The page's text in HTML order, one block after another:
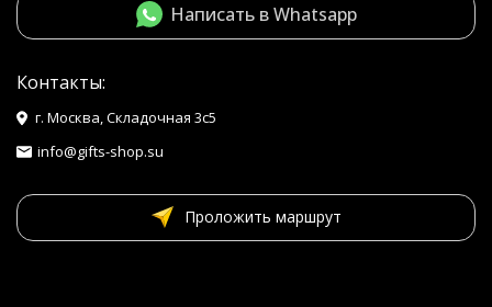
Написать в Whatsapp
Контакты:
г. Москва, Складочная 3с5
info@gifts-shop.su
Проложить маршрут